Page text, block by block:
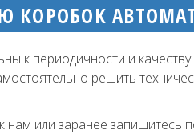
АВТОМАТ
к периодичности и
решить
нам или заранее